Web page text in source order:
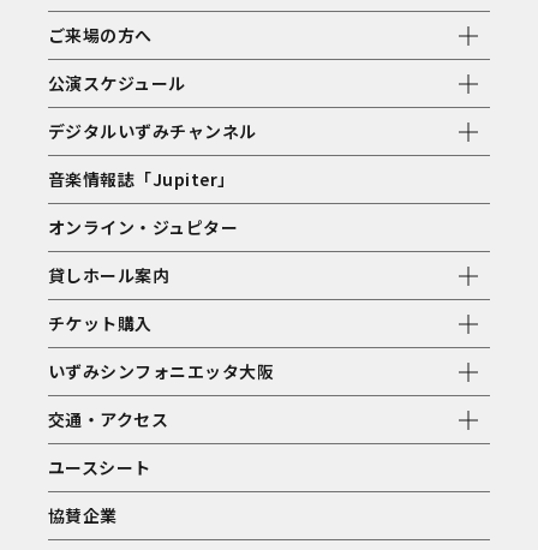
ご来場の方へ
公演スケジュール
デジタルいずみチャンネル
音楽情報誌「Jupiter」
オンライン・ジュピター
貸しホール案内
チケット購入
いずみシンフォニエッタ大阪
交通・アクセス
ユースシート
協賛企業